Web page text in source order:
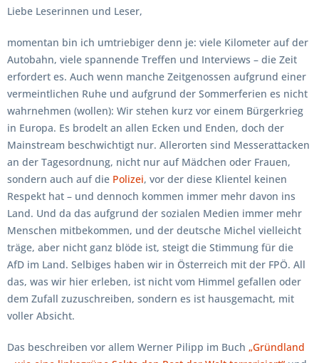
Liebe Leserinnen und Leser,
momentan bin ich umtriebiger denn je: viele Kilometer auf der
Autobahn, viele spannende Treffen und Interviews – die Zeit
erfordert es. Auch wenn manche Zeitgenossen aufgrund einer
vermeintlichen Ruhe und aufgrund der Sommerferien es nicht
wahrnehmen (wollen): Wir stehen kurz vor einem Bürgerkrieg
in Europa. Es brodelt an allen Ecken und Enden, doch der
Mainstream beschwichtigt nur. Allerorten sind Messerattacken
an der Tagesordnung, nicht nur auf Mädchen oder Frauen,
sondern auch auf die Polizei, vor der diese Klientel keinen
Respekt hat – und dennoch kommen immer mehr davon ins
Land. Und da das aufgrund der sozialen Medien immer mehr
Menschen mitbekommen, und der deutsche Michel vielleicht
träge, aber nicht ganz blöde ist, steigt die Stimmung für die
AfD im Land. Selbiges haben wir in Österreich mit der FPÖ. All
das, was wir hier erleben, ist nicht vom Himmel gefallen oder
dem Zufall zuzuschreiben, sondern es ist hausgemacht, mit
voller Absicht.
Das beschreiben vor allem Werner Pilipp im Buch „Gründland